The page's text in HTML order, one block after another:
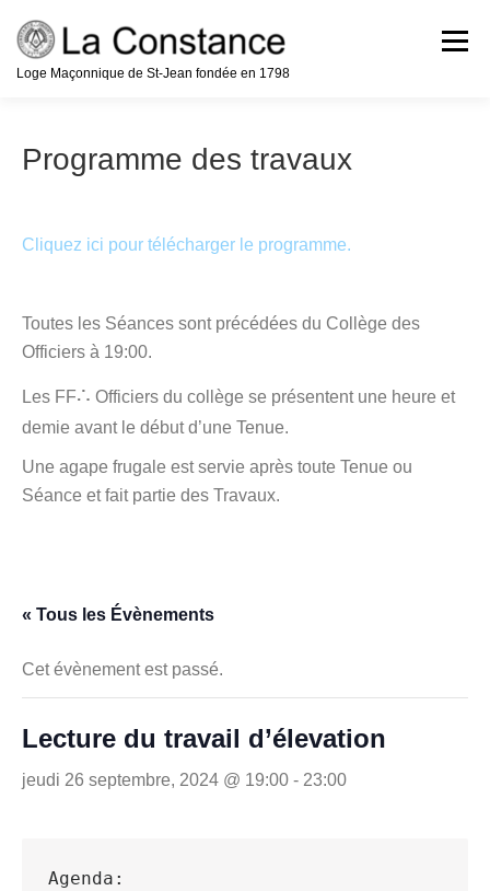
au
contenu
Loge Maçonnique de St-Jean fondée en 1798
Menu
Nous Contacter Médias
Programme des travaux
Cliquez ici pour télécharger le programme.
Toutes les Séances sont précédées du Collège des
Officiers à 19:00.
Les FF∴ Officiers du collège se présentent une heure et
demie avant le début d’une Tenue.
Une agape frugale est servie après toute Tenue ou
Séance et fait partie des Travaux.
« Tous les Évènements
Cet évènement est passé.
Lecture du travail d’élevation
jeudi 26 septembre, 2024 @ 19:00 - 23:00
Agenda: